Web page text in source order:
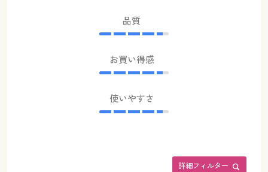
品質
お買い得感
使いやすさ
詳細フィルター